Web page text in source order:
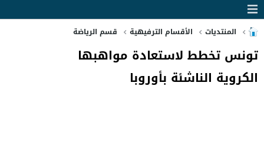
المنتديات الأقسام الترفيهية قسم الرياضة
تونس تخطط لاستعادة مواهبها
الكروية الناشئة بأوروبا